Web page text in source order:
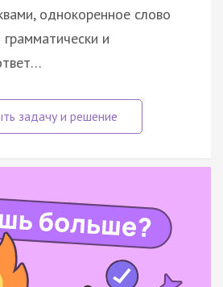
однокоренное слово
и